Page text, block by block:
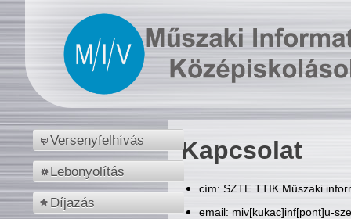
Versenyfelhívás
Lebonyolítás
Díjazás
Kapcsolat
cím: SZTE TTIK Műszaki
email: miv[kukac]inf[pont]u-